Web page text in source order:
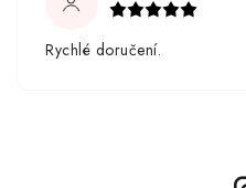
Rychlé doručení.